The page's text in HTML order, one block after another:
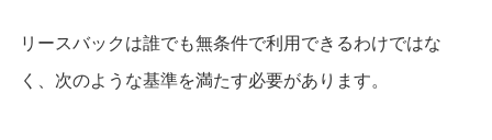
リースバックは誰でも無条件で利用できるわけではな
く、次のような基準を満たす必要があります。